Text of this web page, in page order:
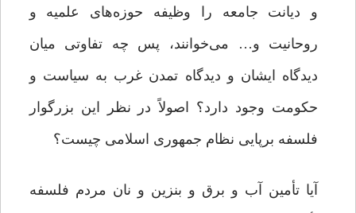
و دیانت جامعه را وظیفه حوزه‌های علمیه و
روحانیت و… می‌خوانند، پس چه تفاوتی میان
دیدگاه ایشان و دیدگاه تمدن غرب به سیاست و
حکومت وجود دارد؟ اصولاً در نظر این بزرگوار
فلسفه برپایی نظام جمهوری اسلامی چیست؟
آیا تأمین آب و برق و بنزین و نان مردم فلسفه